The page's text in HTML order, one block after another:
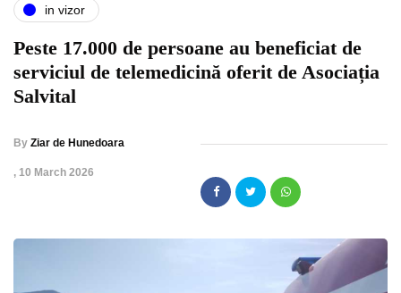
in vizor
Peste 17.000 de persoane au beneficiat de
serviciul de telemedicină oferit de Asociația
Salvital
By Ziar de Hunedoara
, 10 March 2026